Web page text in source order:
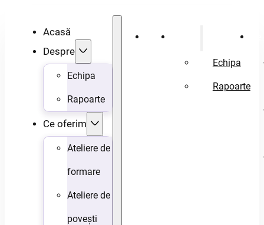
Acasă
Despre
Echipa
Rapoarte
Ce oferim
Ateliere de
formare
Ateliere de
povești
Acasă
Echipa
Rapoarte